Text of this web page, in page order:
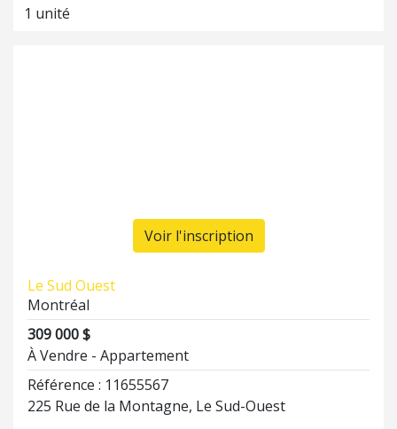
1 unité
Voir l'inscription
Le Sud Ouest
Montréal
309 000 $
À Vendre - Appartement
Référence : 11655567
225 Rue de la Montagne, Le Sud-Ouest